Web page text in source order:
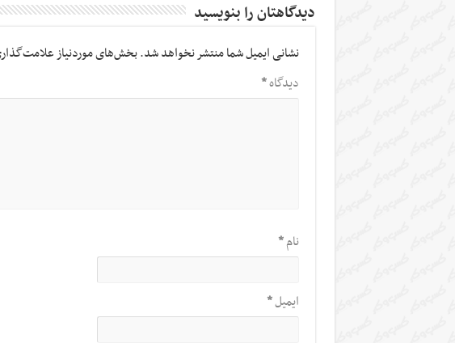
دیدگاهتان را بنویسید
نشانی ایمیل شما منتشر نخواهد شد.بخش‌های موردنیاز
دیدگاه*
نام*
ایمیل*